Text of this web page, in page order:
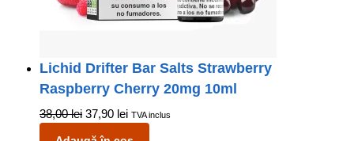
Lichid Drifter Bar Salts Strawberry
Raspberry Cherry 20mg 10ml
38,00lei 37,90 lei TVA inclus